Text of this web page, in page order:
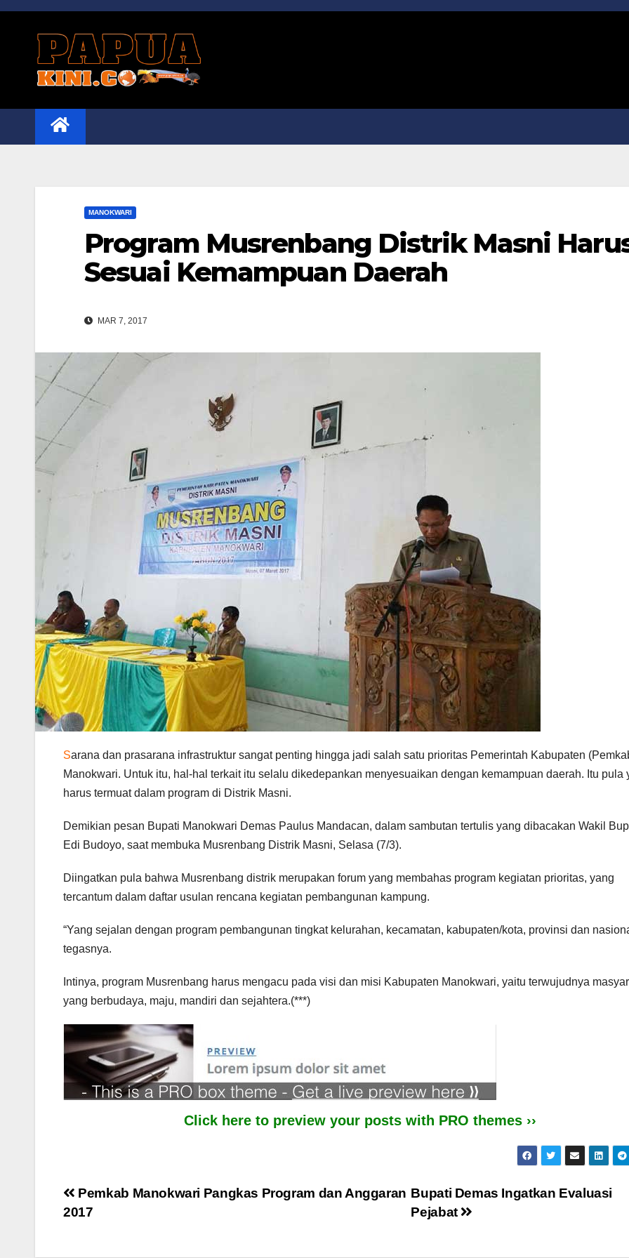
Skip
MANOKWARI
Program Musrenbang Distrik Masni
Sesuai Kemampuan Daerah
MAR 7, 2017
Sarana dan prasarana infrastruktur sangat penting hingga jadi salah satu prioritas Pemerintah Kabupaten
Manokwari. Untuk itu, hal-hal terkait itu selalu dikedepankan menyesuaikan dengan kemampuan daerah. Itu pula
harus termuat dalam program di Distrik Masni.
Demikian pesan Bupati Manokwari Demas Paulus Mandacan, dalam sambutan tertulis yang dibacakan Wakil
Edi Budoyo, saat membuka Musrenbang Distrik Masni, Selasa (7/3).
Diingatkan pula bahwa Musrenbang distrik merupakan forum yang membahas program kegiatan prioritas, yang
tercantum dalam daftar usulan rencana kegiatan pembangunan kampung.
“Yang sejalan dengan program pembangunan tingkat kelurahan, kecamatan, kabupaten/kota, provinsi dan
tegasnya.
Intinya, program Musrenbang harus mengacu pada visi dan misi Kabupaten Manokwari, yaitu terwujudnya
yang berbudaya, maju, mandiri dan sejahtera.(***)
Click here to preview your posts with PRO themes ››
Post
Bupati Demas Ingatkan Evaluasi
Pejabat
Pemkab Manokwari Pangkas Program dan Anggaran
2017